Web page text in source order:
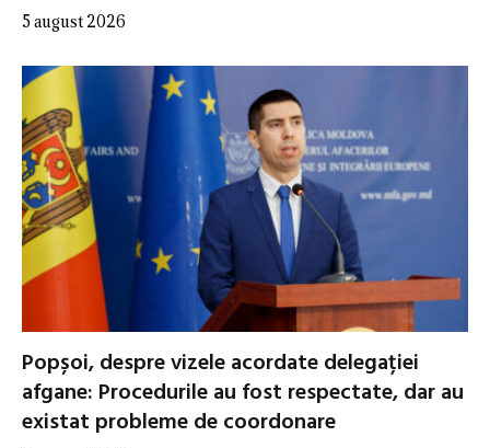
5 august 2026
Popșoi, despre vizele acordate delegației
afgane: Procedurile au fost respectate, dar au
existat probleme de coordonare